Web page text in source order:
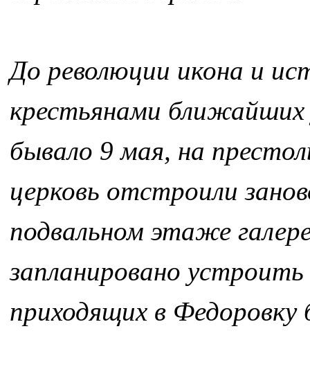
До революции икона и
крестьянами ближайших
бывало 9 мая, на
церковь отстроили
подвальном этаже
запланировано
приходящих в Федоровку